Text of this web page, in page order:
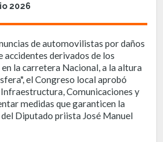
2026
de automovilistas por daños
accidentes derivados de los
la carretera Nacional, a la altura
el Congreso local aprobó
Comunicaciones y
medidas que garanticen la
Diputado priista José Manuel